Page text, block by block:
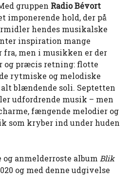
gruppen Radio Bévort
imponerende hold, der på
hendes musikalske
inspiration mange
fra, men i musikken er der
og præcis retning: flotte
rytmiske og melodiske
blændende soli. Septetten
udfordrende musik – men
fængende melodier og
som kryber ind under huden
og anmelderroste album Blik
og med denne udgivelse